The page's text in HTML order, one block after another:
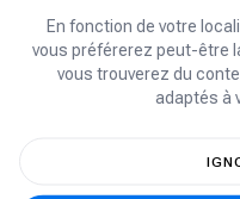
En fonction de votre
vous préférerez peut-être
vous trouverez du
adaptés à